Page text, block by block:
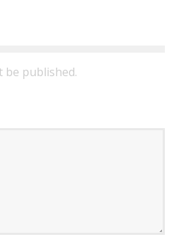
be published.